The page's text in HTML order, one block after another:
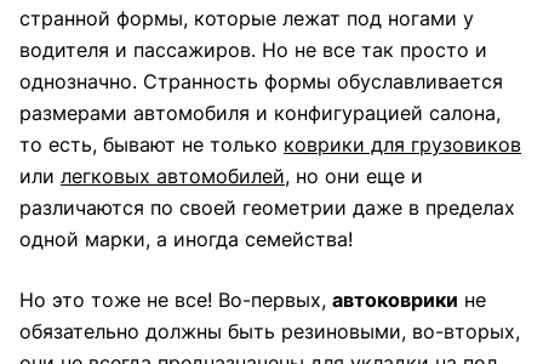
странной формы, которые лежат под ногами у
водителя и пассажиров. Но не все так просто и
однозначно. Странность формы обуславливается
размерами автомобиля и конфигурацией салона,
то есть, бывают не только коврики для грузовиков
или легковых автомобилей, но они еще и
различаются по своей геометрии даже в пределах
одной марки, а иногда семейства!
Но это тоже не все! Во-первых, автоковрики не
обязательно должны быть резиновыми, во-вторых,